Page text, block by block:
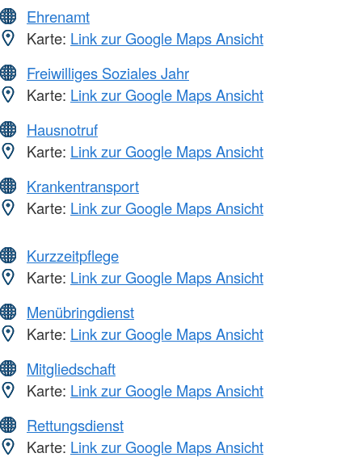
Ehrenamt
Karte: Link zur Google Maps Ansicht
Freiwilliges Soziales Jahr
Karte: Link zur Google Maps Ansicht
Hausnotruf
Karte: Link zur Google Maps Ansicht
Krankentransport
Karte: Link zur Google Maps Ansicht
Kurzzeitpflege
Karte: Link zur Google Maps Ansicht
Menübringdienst
Karte: Link zur Google Maps Ansicht
Mitgliedschaft
Karte: Link zur Google Maps Ansicht
Rettungsdienst
Karte: Link zur Google Maps Ansicht